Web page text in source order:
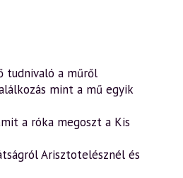
tudnivaló a műről
mint a mű egyik
a róka megoszt a Kis
Arisztotelésznél és